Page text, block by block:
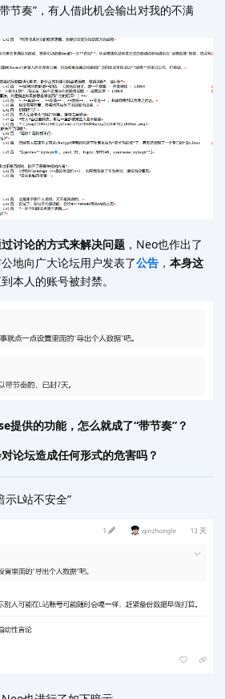
节奏”，有人借此机会输出对我的不满
讨论的方式来解决问题 ，Neo也作出了
地向广大论坛用户发表了公告 ， 本身这
本人的账号被封禁。
提供的功能，怎么就成了“带节奏”？
论坛造成任何形式的危害吗？
示L站不安全”